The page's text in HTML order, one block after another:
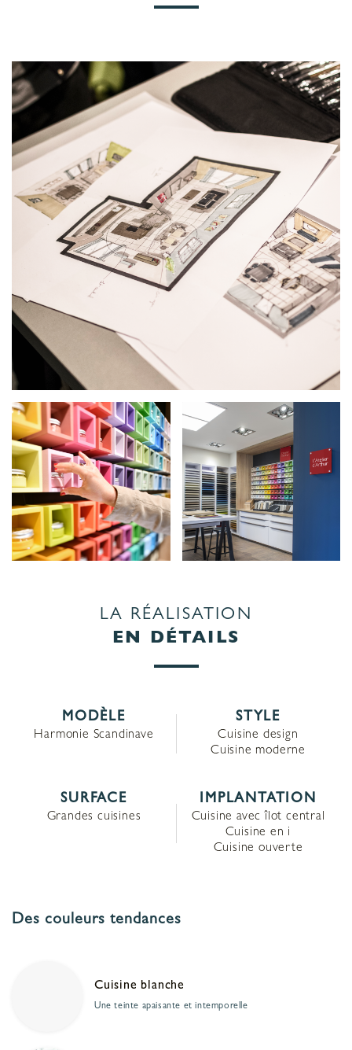
LA RÉALISATION
EN DÉTAILS
MODÈLE
Harmonie Scandinave
STYLE
Cuisine design
Cuisine moderne
SURFACE
Grandes cuisines
IMPLANTATION
Cuisine avec îlot central
Cuisine en i
Cuisine ouverte
Des couleurs tendances
Cuisine blanche
Une teinte apaisante et intemporelle